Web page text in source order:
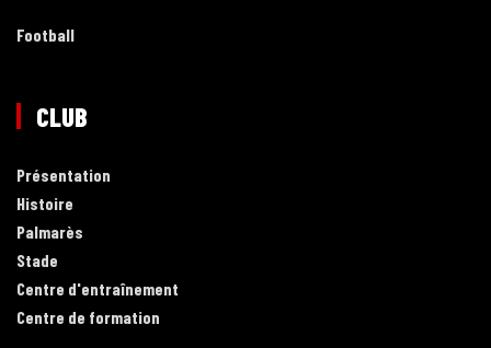
Football
CLUB
Présentation
Histoire
Palmarès
Stade
Centre d'entraînement
Centre de formation